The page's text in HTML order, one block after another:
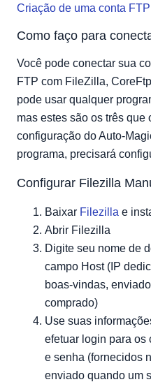
Criação de uma conta
Como faço para
Você pode conectar sua
FTP com FileZilla,
pode usar qualquer
mas estes são os três
configuração do Auto-
programa, precisará
Configurar Filezilla
Baixar Filezilla e
Abrir Filezilla
Digite seu nome de
campo Host (IP
boas-vindas,
comprado)
Use suas
efetuar login para os
e senha (fornecidos
enviado quando um